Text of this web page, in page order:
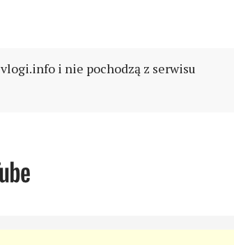
i nie pochodzą z serwisu